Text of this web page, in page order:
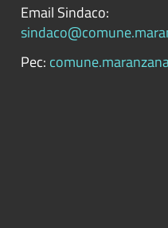
Email Sindaco:
Pec: